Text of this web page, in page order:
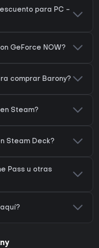
para PC -
GeForce NOW?
comprar Barony?
Steam?
Steam Deck?
Pass u otras